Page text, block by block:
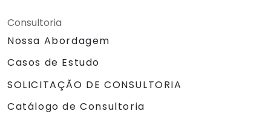
Consultoria
Nossa Abordagem
Casos de Estudo
SOLICITAÇÃO DE CONSULTORIA
Catálogo de Consultoria